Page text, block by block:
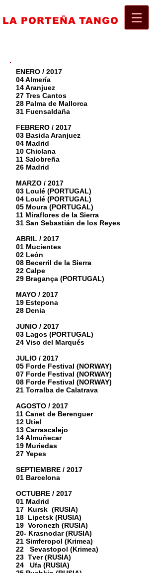
LA PORTEÑATANGO
ENERO / 2017
04 Almería
14 Aranjuez
27 Tres Cantos
28 Palma de Mallorca
31 Fuensaldaña
FEBRERO / 2017
03 Basida Aranjuez
04 Madrid
10 Chiclana
11 Salobreña
26 Madrid
MARZO / 2017
03 Loulé (PORTUGAL)
04 Loulé (PORTUGAL)
05 Moura (PORTUGAL)
11 Miraflores de la Sierra
31 San Sebastián de los Reyes
ABRIL / 2017
01 Mucientes
02 León
08 Becerril de la Sierra
22 Calpe
29 Bragança (PORTUGAL)
MAYO / 2017
19 Estepona
28 Denia
JUNIO / 2017
03 Lagos (PORTUGAL)
24 Viso del Marqués
JULIO / 2017
05 Forde Festival (NORWAY)
07 Forde Festival (NORWAY)
08 Forde Festival (NORWAY)
21 Torralba de Calatrava
AGOSTO / 2017
11 Canet de Berenguer
12 Utiel
13 Carrascalejo
14 Almuñecar
19 Muriedas
27 Yepes
SEPTIEMBRE / 2017
01 Barcelona
OCTUBRE / 2017
01 Madrid
17 Kursk (RUSIA)
18 Lipetsk (RUSIA)
19 Voronezh (RUSIA)
20- Krasnodar (RUSIA)
21 Simferopol (Krimea)
22 Sevastopol (Krimea)
23 Tver (RUSIA)
24 Ufa (RUSIA)